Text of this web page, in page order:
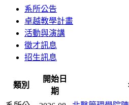
系所公告
卓越教學計畫
活動與演講
徵才訊息
招生訊息
類別
開始日
期